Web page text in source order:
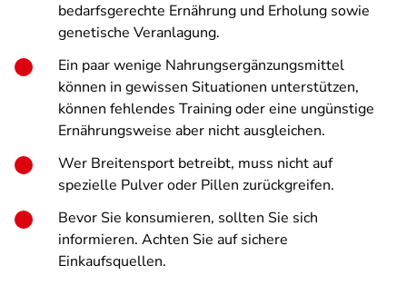
bedarfsgerechte Ernährung und Erholung sowie
genetische Veranlagung.
Ein paar wenige Nahrungsergänzungsmittel
können in gewissen Situationen unterstützen,
können fehlendes Training oder eine ungünstige
Ernährungsweise aber nicht ausgleichen.
Wer Breitensport betreibt, muss nicht auf
spezielle Pulver oder Pillen zurückgreifen.
Bevor Sie konsumieren, sollten Sie sich
informieren. Achten Sie auf sichere
Einkaufsquellen.